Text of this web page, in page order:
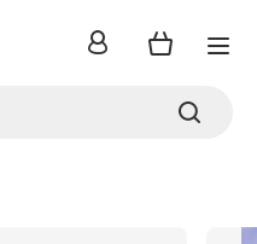
inloggen